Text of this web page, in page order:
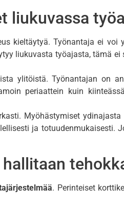
liukuvassa
kieltäytyä. Työnantaja ei voi
liukuvasta työajasta, tämä
ylitöistä. Työnantajan on
periaattein kuin
Myöhästymiset
ja totuudenmukaisesti.
. Perinteiset